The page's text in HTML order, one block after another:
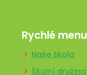
Rychlé menu
Naše škola
Školní družina